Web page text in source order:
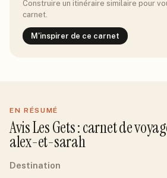
Construire un itinéraire similaire pour
carnet.
M'inspirer de ce carnet
EN RÉSUMÉ
AvisLes Gets: carnet de
alex-et-sarah
Destination